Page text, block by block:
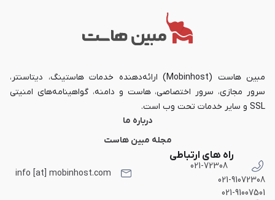
مبین هاست (Mobinhost) ارائه‌دهنده خدمات هاستینگ، دیتاسنتر،
سرور مجازی، سرور اختصاصی، هاست و دامنه، گواهینامه‌های امنیتی
SSL و سایر خدمات تحت وب است.
درباره ما
مجله مبین هاست
راه های ارتباطی
021-72308
021-91072308
021-91007501
info [at] mobinhost.com